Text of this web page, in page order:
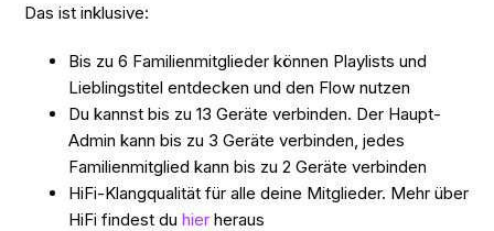
Das ist inklusive:
Bis zu 6 Familienmitglieder können Playlists und
Lieblingstitel entdecken und den Flow nutzen
Du kannst bis zu 13 Geräte verbinden. Der Haupt-
Admin kann bis zu 3 Geräte verbinden, jedes
Familienmitglied kann bis zu 2 Geräte verbinden
HiFi-Klangqualität für alle deine Mitglieder. Mehr über
HiFi findest duhier heraus